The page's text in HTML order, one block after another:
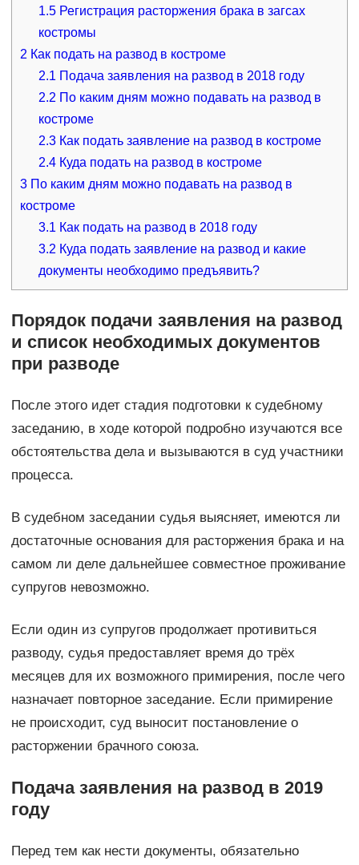
1.5 Регистрация расторжения брака в загсах
костромы
2 Как подать на развод в костроме
2.1 Подача заявления на развод в 2018 году
2.2 По каким дням можно подавать на развод в
костроме
2.3 Как подать заявление на развод в костроме
2.4 Куда подать на развод в костроме
3По каким дням можно подавать на развод в
костроме
3.1 Как подать на развод в 2018 году
3.2 Куда подать заявление на развод и какие
документы необходимо предъявить?
Порядок подачи заявления на развод
и список необходимых документов
при разводе
После этого идет стадия подготовки к судебному
заседанию, в ходе которой подробно изучаются все
обстоятельства дела и вызываются в суд участники
процесса.
В судебном заседании судья выясняет, имеются ли
достаточные основания для расторжения брака и на
самом ли деле дальнейшее совместное проживание
супругов невозможно.
Если один из супругов продолжает противиться
разводу, судья предоставляет время до трёх
месяцев для их возможного примирения, после чего
назначает повторное заседание. Если примирение
не происходит, суд выносит постановление о
расторжении брачного союза.
Подача заявления на развод в 2019
году
Перед тем как нести документы, обязательно